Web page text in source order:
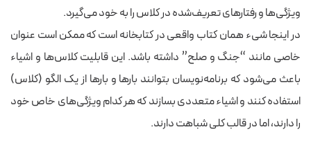
ویژگی‌ها و رفتارهای تعریف‌شده در کلاس را به خود می‌گیرد.
در اینجا شیء همان کتاب واقعی در کتابخانه است که ممکن است عنوان
خاصی مانند “جنگ و صلح” داشته باشد. این قابلیت کلاس‌ها و اشیاء
باعث می‌شود که برنامه‌نویسان بتوانند بارها و بارها از یک الگو (کلاس)
استفاده کنند و اشیاء متعددی بسازند که هر کدام ویژگی‌های خاص خود
را دارند، اما در قالب کلی شباهت دارند.